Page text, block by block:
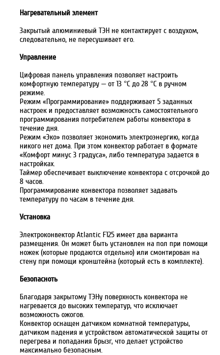
Нагревательный элемент
Закрытый алюминиевый ТЭН не контактирует с воздухом,
следовательно, не пересушивает его.
Управление
Цифровая панель управления позволяет настроить
комфортную температуру — от 13 °С до 28 °С в ручном
режиме.
Режим «Программирование» поддерживает 5 заданных
настроек и предоставляет возможность самостоятельного
программирования потребителем работы конвектора в
течение дня.
Режим «Эко» позволяет экономить электроэнергию, когда
никого нет дома. При этом конвектор работает в формате
«Комфорт минус 3 градуса», либо температура задается в
настройках.
Таймер обеспечивает выключение конвектора с отсрочкой до
8 часов.
Программирование конвектора позволяет задавать
температуру по часам в течение дня.
Установка
Электроконвектор Atlantic F125 имеет два варианта
размещения. Он может быть установлен на пол при помощи
ножек (которые продаются отдельно) или смонтирован на
стену при помощи кронштейна (который есть в комплекте).
Безопасноть
Благодаря закрытому ТЭНу поверхность конвектора не
нагревается до высоких температур, что исключает
возможность ожогов.
Конвектор оснащен датчиком комнатной температуры,
датчиком падения и устройством автоматической защиты от
перегрева и попадания брызг, что делает устройство
максимально безопасным.